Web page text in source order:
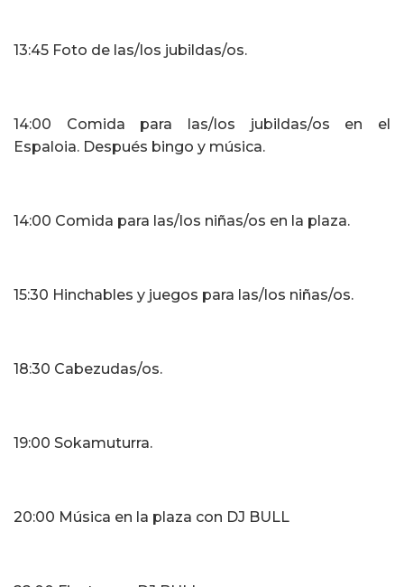
13:45 Foto de las/los jubildas/os.
14:00 Comida para las/los jubildas/os en el
Espaloia. Después bingo y música.
14:00 Comida para las/los niñas/os en la plaza.
15:30 Hinchables y juegos para las/los niñas/os.
18:30 Cabezudas/os.
19:00 Sokamuturra.
20:00 Música en la plaza con DJ BULL